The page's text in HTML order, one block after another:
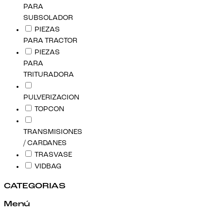
PARA
SUBSOLADOR
PIEZAS
PARA TRACTOR
PIEZAS
PARA
TRITURADORA
PULVERIZACION
TOPCON
TRANSMISIONES
/ CARDANES
TRASVASE
VIDBAG
CATEGORIAS
Menú